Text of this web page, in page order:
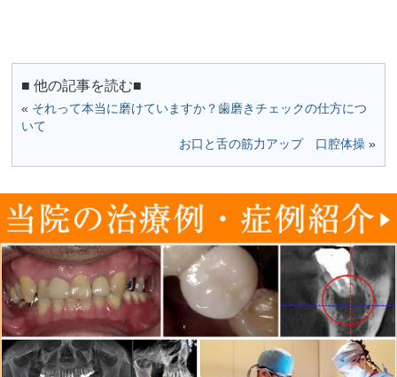
■ 他の記事を読む■
« それって本当に磨けていますか？歯磨きチェックの仕方につ
いて
お口と舌の筋力アップ 口腔体操»